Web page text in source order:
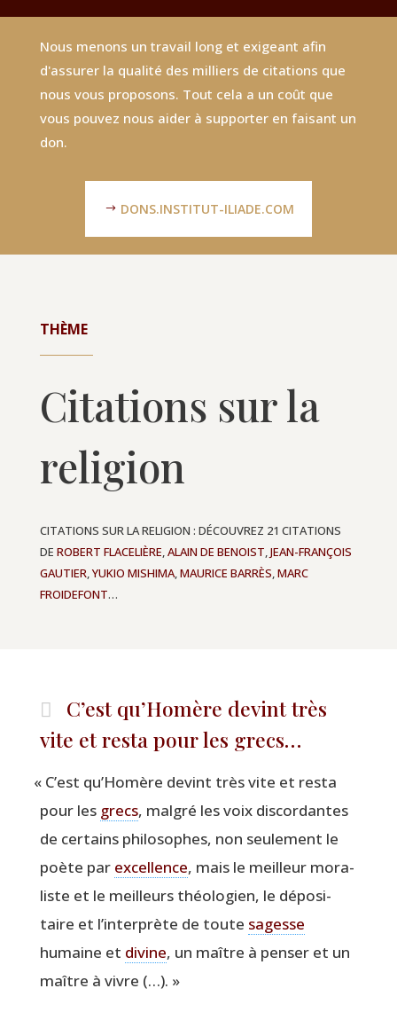
Nous menons un travail long et exigeant afin
d'assurer la qualité des milliers de citations que
nous vous proposons. Tout cela a un coût que
vous pouvez nous aider à supporter en faisant un
don.
DONS.INSTITUT-ILIADE.COM
THÈME
Citations sur la
religion
CITATIONS SUR LA RELIGION : DÉCOUVREZ 21 CITATIONS
DE ROBERT FLACELIÈRE,ALAIN DE BENOIST,JEAN-FRANÇOIS
GAUTIER,YUKIO MISHIMA,MAURICE BARRÈS,MARC
FROIDEFONT…
C’est qu’Homère devint très
vite et resta pour les grecs…
« C’est qu’Homère devint très vite et res­ta
pour les grecs, mal­gré les voix dis­cor­dantes
de cer­tains phi­lo­sophes, non seule­ment le
poète par excel­lence, mais le meilleur mora­
liste et le meilleurs théo­lo­gien, le dépo­si­
taire et l’interprète de toute sagesse
humaine et divine, un maître à pen­ser et un
maître à vivre (…). »